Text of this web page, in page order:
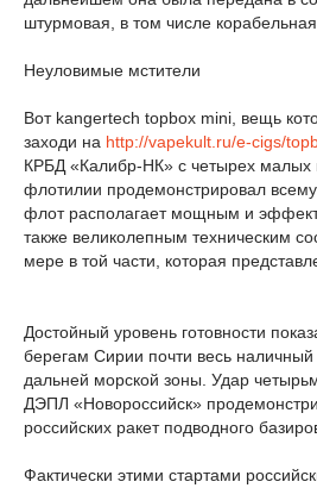
штурмовая, в том числе
Неуловимые мстители
Вот kangertech topbox mini, вещь
заходи на http://vapekult.ru/e-cigs/
КРБД «Калибр-НК» с четырех малых
флотилии продемонстрировал
флот располагает мощным и
также великолепным техническим
мере в той части, которая
Достойный уровень готовности
берегам Сирии почти весь наличный
дальней морской зоны. Удар
ДЭПЛ «Новороссийск»
российских ракет подводного
Фактически этими стартами